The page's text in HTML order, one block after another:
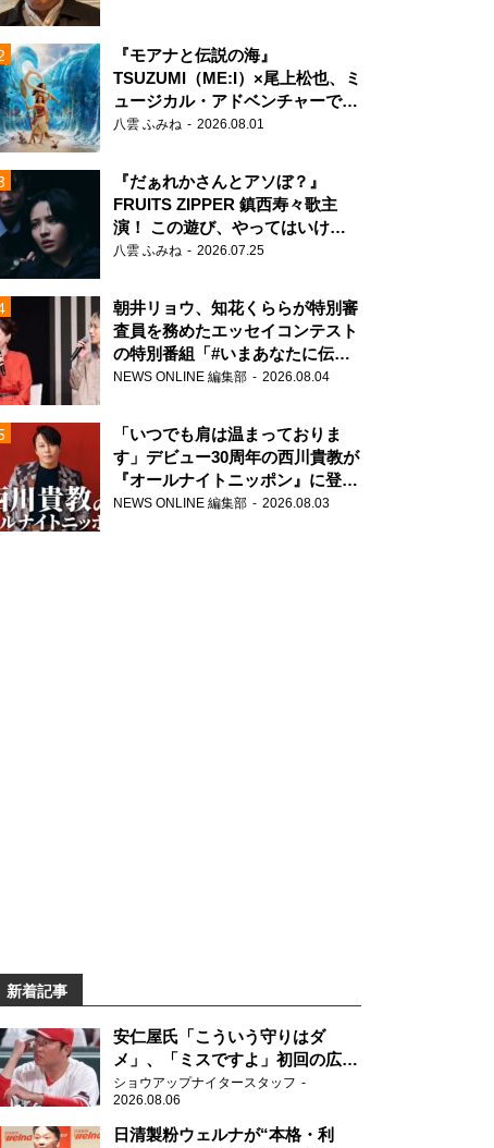
『モアナと伝説の海』
TSUZUMI（ME:I）×尾上松也、ミ
ュージカル・アドベンチャーで美
声を響かせる
八雲 ふみね 2026.08.01
『だぁれかさんとアソぼ？』
FRUITS ZIPPER 鎮西寿々歌主
演！ この遊び、やってはいけま
せん。
八雲 ふみね 2026.07.25
朝井リョウ、知花くららが特別審
査員を務めたエッセイコンテスト
の特別番組「#いまあなたに伝え
たいこと」
NEWS ONLINE 編集部 2026.08.04
「いつでも肩は温まっておりま
す」デビュー30周年の西川貴教が
『オールナイトニッポン』に登
場！
NEWS ONLINE 編集部 2026.08.03
新着記事
安仁屋氏「こういう守りはダ
メ」、「ミスですよ」初回の広島
の守備に苦言
ショウアップナイタースタッフ
2026.08.06
日清製粉ウェルナが“本格・利